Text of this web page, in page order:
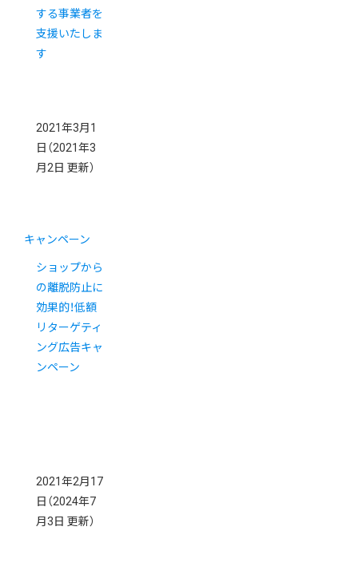
する事業者を
支援いたしま
す
2021年3月1
日 （2021年3
月2日 更新）
キャンペーン
ショップから
の離脱防止に
効果的！低額
リターゲティ
ング広告キャ
ンペーン
2021年2月17
日 （2024年7
月3日 更新）